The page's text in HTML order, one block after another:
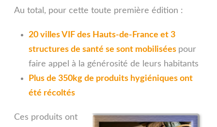
Au total, pour cette toute première édition :
20 villes VIF des Hauts-de-France et 3
structures de santé se sont mobilisées pour
faire appel à la générosité de leurs habitants
Plus de 350kg de produits hygiéniques ont
été récoltés
Ces produits ont